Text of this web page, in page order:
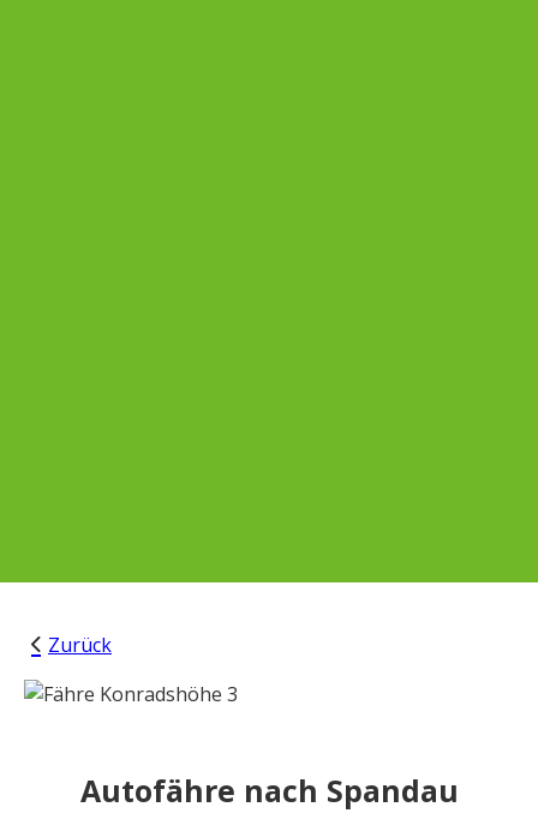
Zurück
Autofähre nach Spandau